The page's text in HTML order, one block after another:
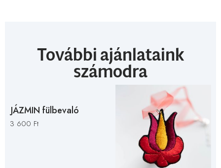
További ajánlataink
számodra
JÁZMIN fülbevaló
3 600 Ft